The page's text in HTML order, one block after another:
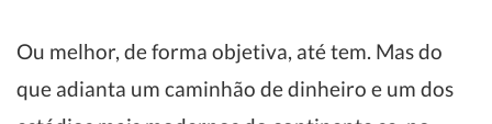
Ou melhor, de forma objetiva, até tem. Mas do
que adianta um caminhão de dinheiro e um dos